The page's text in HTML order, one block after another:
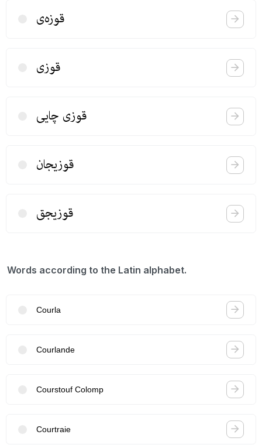
قوزه‌ی
قوزی
قوزی چایی
قوزیجان
قوزیجق
Words according to the Latin alphabet.
Courla
Courlande
Courstouf Colomp
Courtraie